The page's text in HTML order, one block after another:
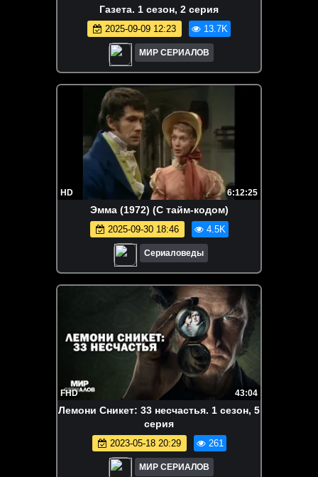
Газета. 1 сезон, 2 серия
2025-09-09 12:23 13.7K
МИР СЕРИАЛОВ
HD 6:12:25
Эмма (1972) (С тайм-кодом)
2025-09-30 18:46 4.5K
Сериаловеды
FHD 43:04
Лeмoни Cникeт: 33 несчастья. 1 сезон, 5
серия
2023-05-18 20:29 261
МИР СЕРИАЛОВ